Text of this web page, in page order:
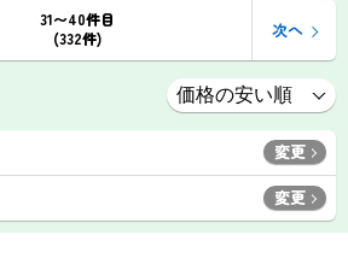
31〜40件目
(332件)
次へ
変更
変更